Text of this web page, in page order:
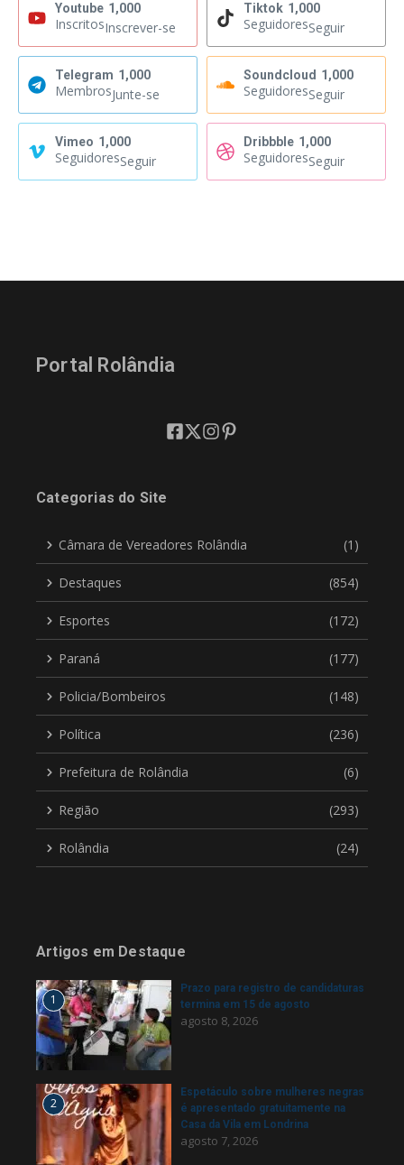
Youtube 1,000
InscritosInscrever-se
Tiktok 1,000
SeguidoresSeguir
Telegram 1,000
MembrosJunte-se
Soundcloud 1,000
SeguidoresSeguir
Vimeo 1,000
SeguidoresSeguir
Dribbble 1,000
SeguidoresSeguir
Portal Rolândia
Categorias do Site
Câmara de Vereadores Rolândia (1)
Destaques (854)
Esportes (172)
Paraná (177)
Policia/Bombeiros (148)
Política (236)
Prefeitura de Rolândia (6)
Região (293)
Rolândia (24)
Artigos em Destaque
1
Prazo para registro de candidaturas
termina em 15 de agosto
agosto 8, 2026
2
Espetáculo sobre mulheres negras
é apresentado gratuitamente na
Casa da Vila em Londrina
agosto 7, 2026